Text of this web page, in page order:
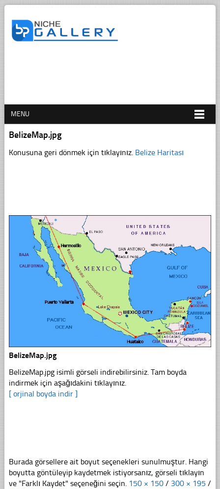
MENU
BelizeMap.jpg
Konusuna geri dönmek için tıklayınız. Belize Haritası
BelizeMap.jpg
BelizeMap.jpg isimli görseli indirebilirsiniz. Tam boyda
indirmek için aşağıdakini tıklayınız.
[ orjinal boyda indir ]
Burada görsellere ait boyut seçenekleri sunulmuştur. Hangi
boyutta göntüleyip kaydetmek istiyorsanız, görseli tıklayın
ve "Farklı Kaydet" seçeneğini seçin. 150 × 150 / 300 × 195 /